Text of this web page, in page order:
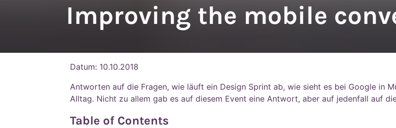
Improving the mobile
Datum: 10.10.2018
Antworten auf die Fragen, wie läuft ein Design Sprint ab, wie sieht es bei Google in
Alltag. Nicht zu allem gab es auf diesem Event eine Antwort, aber auf jedenfall auf
Table of Contents